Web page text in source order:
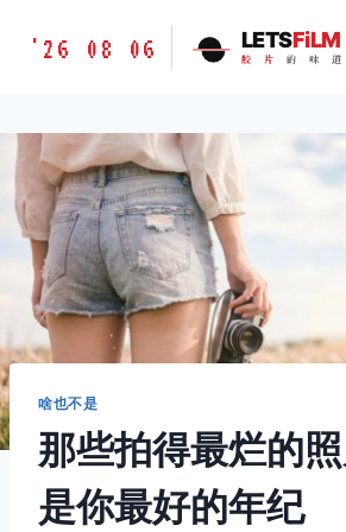
胶
味
道
LETSFILM
'26 08 06 LETSFiLM
胶 片 的 味 道
啥也不是
那些拍得最烂的
是你最好的年纪